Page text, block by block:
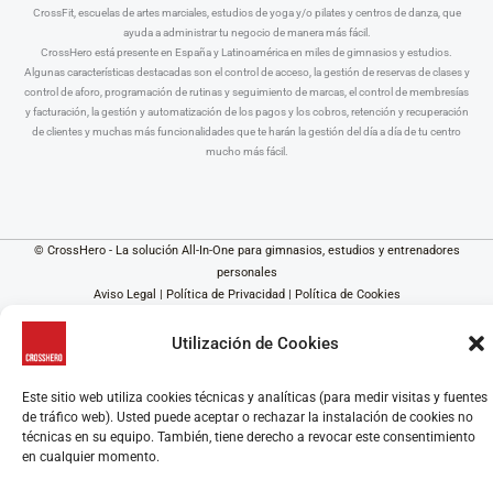
Utilización de Cookies
Este sitio web utiliza cookies técnicas y analíticas (para medir visitas y fuentes
de tráfico web). Usted puede aceptar o rechazar la instalación de cookies no
técnicas en su equipo. También, tiene derecho a revocar este consentimiento
en cualquier momento.
CrossFit, escuelas de artes marciales, estudios de yoga y/o pilates y centros de danza, que
ayuda a administrar tu negocio de manera más fácil.
CrossHero está presente en España y Latinoamérica en miles de gimnasios y estudios.
Algunas características destacadas son el control de acceso, la gestión de reservas de clases y
control de aforo, programación de rutinas y seguimiento de marcas, el control de membresías
y facturación, la gestión y automatización de los pagos y los cobros, retención y recuperación
de clientes y muchas más funcionalidades que te harán la gestión del día a día de tu centro
mucho más fácil.
© CrossHero - La solución All-In-One para gimnasios, estudios y entrenadores
personales
Aviso Legal
Política de Privacidad Política de Cookies